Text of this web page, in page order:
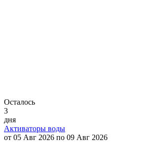
Осталось
3
дня
Активаторы воды
от 05 Авг 2026 по 09 Авг 2026